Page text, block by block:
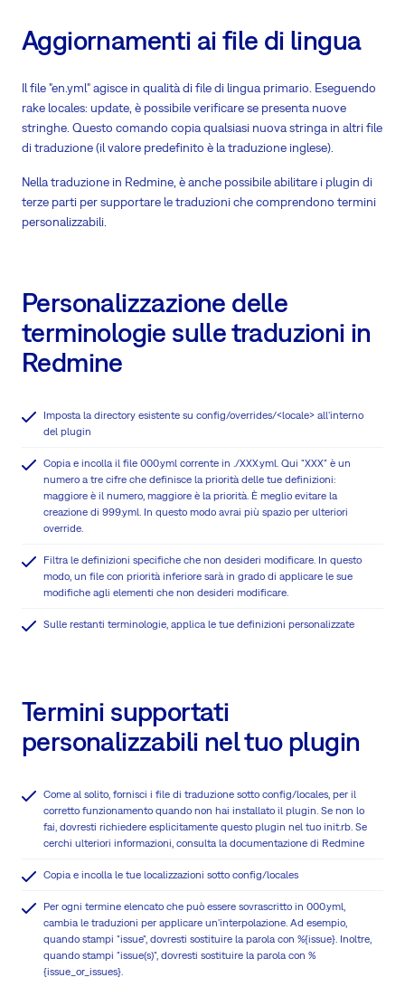
Aggiornamenti ai file di lingua
Il file "en.yml" agisce in qualità di file di lingua primario. Eseguendo
rake locales: update, è possibile verificare se presenta nuove
stringhe. Questo comando copia qualsiasi nuova stringa in altri file
di traduzione (il valore predefinito è la traduzione inglese).
Nella traduzione in Redmine, è anche possibile abilitare i plugin di
terze parti per supportare le traduzioni che comprendono termini
personalizzabili.
Personalizzazione delle
terminologie sulle traduzioni in
Redmine
Imposta la directory esistente su config/overrides/<locale> all'interno
del plugin
Copia e incolla il file 000.yml corrente in ./XXX.yml. Qui "XXX" è un
numero a tre cifre che definisce la priorità delle tue definizioni:
maggiore è il numero, maggiore è la priorità. È meglio evitare la
creazione di 999.yml. In questo modo avrai più spazio per ulteriori
override.
Filtra le definizioni specifiche che non desideri modificare. In questo
modo, un file con priorità inferiore sarà in grado di applicare le sue
modifiche agli elementi che non desideri modificare.
Sulle restanti terminologie, applica le tue definizioni personalizzate
Termini supportati
personalizzabili nel tuo plugin
Come al solito, fornisci i file di traduzione sotto config/locales, per il
corretto funzionamento quando non hai installato il plugin. Se non lo
fai, dovresti richiedere esplicitamente questo plugin nel tuo init.rb. Se
cerchi ulteriori informazioni, consulta la documentazione di Redmine
Copia e incolla le tue localizzazioni sotto config/locales
Per ogni termine elencato che può essere sovrascritto in 000.yml,
cambia le traduzioni per applicare un'interpolazione. Ad esempio,
quando stampi "issue", dovresti sostituire la parola con %{issue}. Inoltre,
quando stampi "issue(s)", dovresti sostituire la parola con %
{issue_or_issues}.